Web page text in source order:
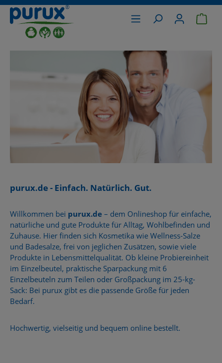
springen
purux.de - Einfach. Natürlich. Gut.
Willkommen bei purux.de – dem Onlineshop für einfache,
natürliche und gute Produkte für Alltag, Wohlbefinden und
Zuhause. Hier finden sich Kosmetika wie Wellness-Salze
und Badesalze, frei von jeglichen Zusätzen, sowie viele
Produkte in Lebensmittelqualität. Ob kleine Probiereinheit
im Einzelbeutel, praktische Sparpackung mit 6
Einzelbeuteln zum Teilen oder Großpackung im 25-kg-
Sack: Bei purux gibt es die passende Größe für jeden
Bedarf.
Hochwertig, vielseitig und bequem online bestellt.